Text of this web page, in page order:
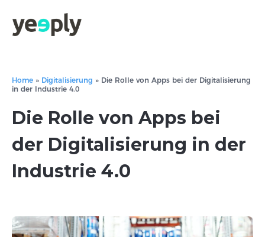
Home » Digitalisierung » Die Rolle von Apps bei der Digitalisierung
in der Industrie 4.0
Die Rolle von Apps bei
der Digitalisierung in der
Industrie 4.0